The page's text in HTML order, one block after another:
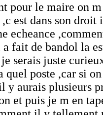
pour le maire on
est dans son droit
echeance
fait de bandol la
serais juste
quel poste ,car si
y aurais plusieurs
et puis je m en